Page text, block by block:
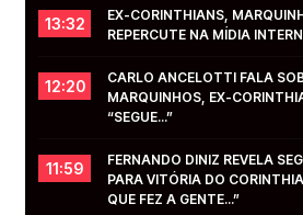
13:32
EX-CORINTHIANS,
REPERCUTE NA MÍDIA
12:20
CARLO ANCELOTTI FALA
MARQUINHOS, EX-
“SEGUE...”
11:59
FERNANDO DINIZ REVELA
PARA VITÓRIA DO
QUE FEZ A GENTE...”